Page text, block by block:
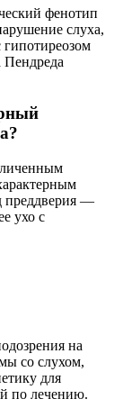
фенотип
слуха,
Пендреда
преддверия —
ухо с
на
со слухом,
для
по лечению.